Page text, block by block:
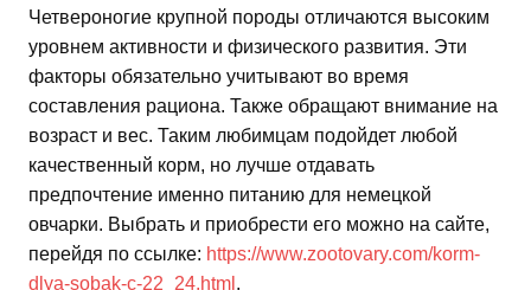
Четвероногие крупной породы отличаются высоким
уровнем активности и физического развития. Эти
факторы обязательно учитывают во время
составления рациона. Также обращают внимание на
возраст и вес. Таким любимцам подойдет любой
качественный корм, но лучше отдавать
предпочтение именно питанию для немецкой
овчарки. Выбрать и приобрести его можно на сайте,
перейдя по ссылке: https://www.zootovary.com/korm-
dlya-sobak-c-22_24.html .